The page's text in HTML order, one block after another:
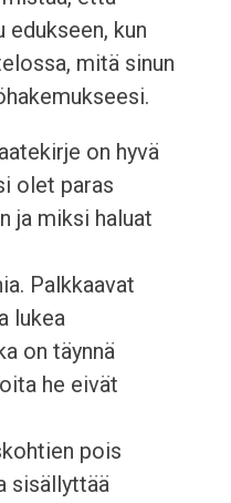
kun
mitä sinun
on hyvä
olet paras
ja miksi haluat
Palkkaavat
lukea
on täynnä
he eivät
pois
sisällyttää